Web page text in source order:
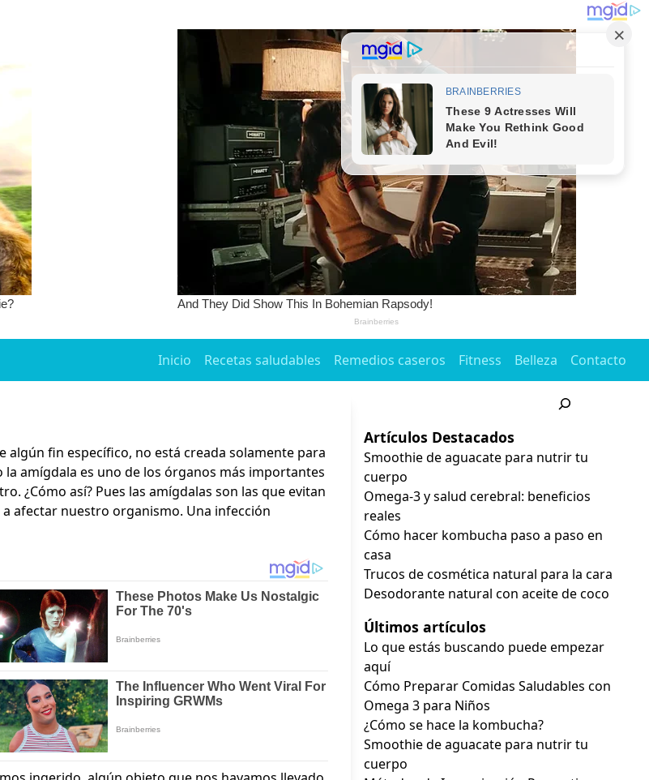
Inicio Recetas saludables Remedios caseros Fitness Belleza Contacto
fin específico, no está creada solamente para
la amígdala es uno de los órganos más importantes
¿Cómo así? Pues las amígdalas son las que evitan
afectar nuestro organismo. Una infección
Artículos Destacados
Smoothie de aguacate para nutrir tu
cuerpo
Omega-3 y salud cerebral: beneficios
reales
Cómo hacer kombucha paso a paso en
casa
Trucos de cosmética natural para la cara
Desodorante natural con aceite de coco
Últimos artículos
Lo que estás buscando puede empezar
aquí
Cómo Preparar Comidas Saludables con
Omega 3 para Niños
¿Cómo se hace la kombucha?
Smoothie de aguacate para nutrir tu
cuerpo